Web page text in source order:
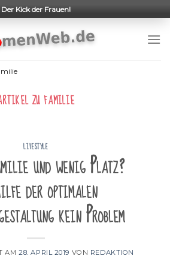
Der Kick der Frauen!
ZU FAMILIE
LIFESTYLE
und wenig Platz?
der optimalen
kein Problem
AM28. APRIL 2019 VON REDAKTION